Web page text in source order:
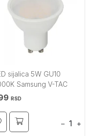
sijalica 5W GU10
Samsung V-TAC
RSD
− +